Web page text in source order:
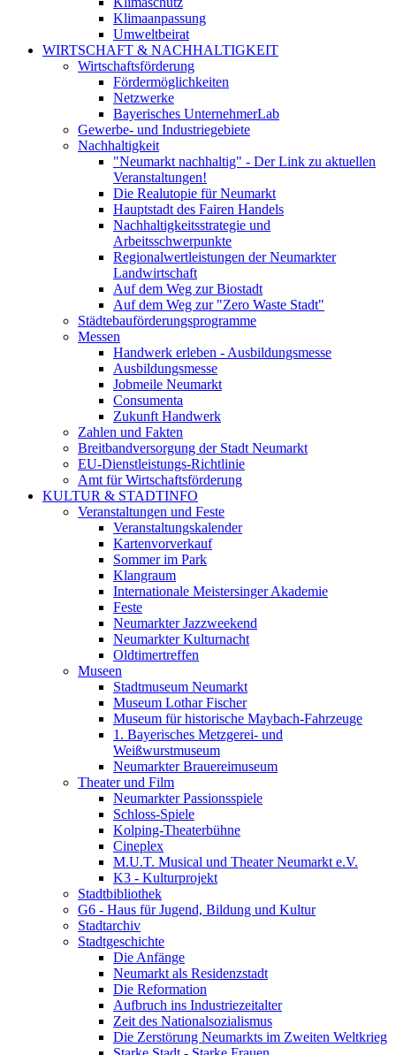
Klimaanpassung
Umweltbeirat
WIRTSCHAFT & NACHHALTIGKEIT
Wirtschaftsförderung
Fördermöglichkeiten
Netzwerke
Bayerisches UnternehmerLab
Gewerbe- und Industriegebiete
Nachhaltigkeit
"Neumarkt nachhaltig" - Der Link zu aktuellen
Veranstaltungen!
Die Realutopie für Neumarkt
Hauptstadt des Fairen Handels
Nachhaltigkeitsstrategie und
Arbeitsschwerpunkte
Regionalwertleistungen der Neumarkter
Landwirtschaft
Auf dem Weg zur Biostadt
Auf dem Weg zur "Zero Waste Stadt"
Städtebauförderungsprogramme
Messen
Handwerk erleben - Ausbildungsmesse
Ausbildungsmesse
Jobmeile Neumarkt
Consumenta
Zukunft Handwerk
Zahlen und Fakten
Breitbandversorgung der Stadt Neumarkt
EU-Dienstleistungs-Richtlinie
Amt für Wirtschaftsförderung
KULTUR & STADTINFO
Veranstaltungen und Feste
Veranstaltungskalender
Kartenvorverkauf
Sommer im Park
Klangraum
Internationale Meistersinger Akademie
Feste
Neumarkter Jazzweekend
Neumarkter Kulturnacht
Oldtimertreffen
Museen
Stadtmuseum Neumarkt
Museum Lothar Fischer
Museum für historische Maybach-Fahrzeuge
1. Bayerisches Metzgerei- und
Weißwurstmuseum
Neumarkter Brauereimuseum
Theater und Film
Neumarkter Passionsspiele
Schloss-Spiele
Kolping-Theaterbühne
Cineplex
M.U.T. Musical und Theater Neumarkt e.V.
K3 - Kulturprojekt
Stadtbibliothek
G6 - Haus für Jugend, Bildung und Kultur
Stadtarchiv
Stadtgeschichte
Die Anfänge
Neumarkt als Residenzstadt
Die Reformation
Aufbruch ins Industriezeitalter
Zeit des Nationalsozialismus
Die Zerstörung Neumarkts im Zweiten Weltkrieg